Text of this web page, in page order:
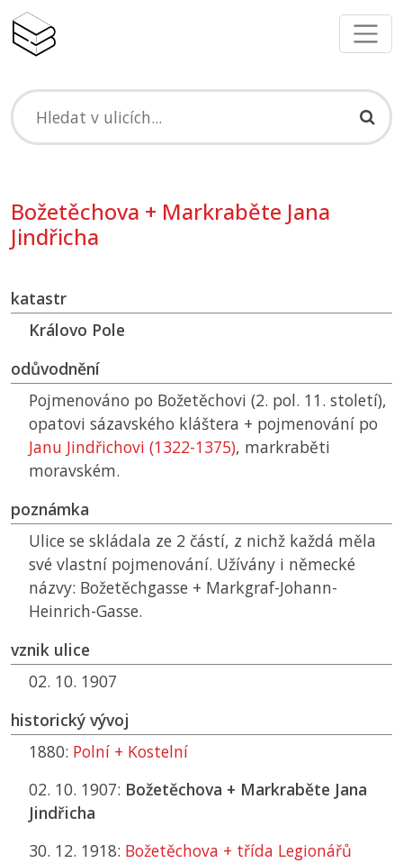
Božetěchova + Markraběte Jana
Jindřicha
katastr
Královo Pole
odůvodnění
Pojmenováno po Božetěchovi (2. pol. 11. století),
opatovi sázavského kláštera + pojmenování po
Janu Jindřichovi (1322-1375), markraběti
moravském.
poznámka
Ulice se skládala ze 2 částí, z nichž každá měla
své vlastní pojmenování. Užívány i německé
názvy: Božetěchgasse + Markgraf-Johann-
Heinrich-Gasse.
vznik ulice
02. 10. 1907
historický vývoj
1880: Polní + Kostelní
02. 10. 1907: Božetěchova + Markraběte Jana
Jindřicha
30. 12. 1918: Božetěchova + třída Legionářů